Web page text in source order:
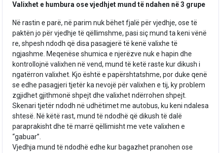
Valixhet e humbura ose vjedhjet mund të ndahen në 3 grupe
Në rastin e parë, në parim nuk bëhet fjalë për vjedhje, ose të
paktën jo për vjedhje të qëllimshme, pasi siç mund ta keni vënë
re, shpesh ndodh që disa pasagjerë të kenë valixhe të
ngjashme. Meqenëse shumica e njerëzve nuk e hapin dhe
kontrollojnë valixhen në vend, mund të ketë raste kur dikush i
ngatërron valixhet. Kjo është e papërshtatshme, por duke qenë
se edhe pasagjeri tjetër ka nevojë për valixhen e tij, ky problem
zgjidhet gjithmonë shpejt dhe valixhet ndërrohen shpejt.
Skenari tjetër ndodh në udhëtimet me autobus, ku keni ndalesa
shtesë. Në këtë rast, mund të ndodhë që dikush të dalë
paraprakisht dhe të marrë qëllimisht me vete valixhen e
“gabuar”.
Vjedhja mund të ndodhë edhe kur bagazhet pranohen ose